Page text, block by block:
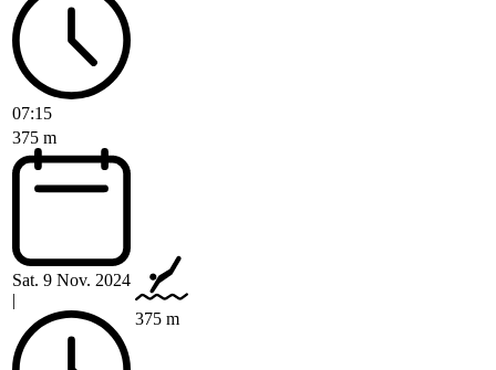
07:15
375 m
Sat. 9 Nov. 2024
|
375 m